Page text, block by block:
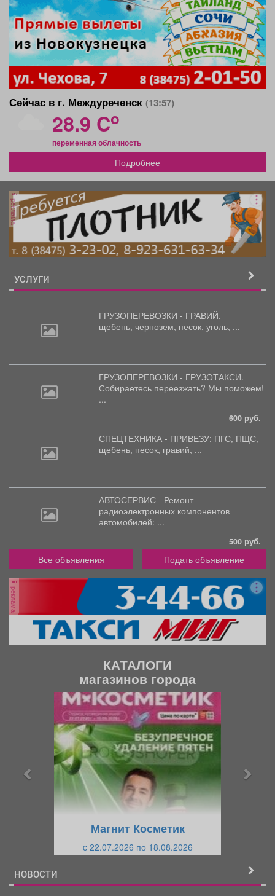
Сейчас в г. Междуреченск (13:57)
28.9 Co
переменная облачность
Подробнее
реклама
УСЛУГИ
ГРУЗОПЕРЕВОЗКИ - ГРАВИЙ,
щебень, чернозем, песок, уголь, ...
ГРУЗОПЕРЕВОЗКИ - ГРУЗОТАКСИ.
Собираетесь переезжать? Мы поможем!
...
600 руб.
СПЕЦТЕХНИКА - ПРИВЕЗУ: ПГС, ПЩС,
щебень, песок, гравий, ...
АВТОСЕРВИС - Ремонт
радиоэлектронных компонентов
автомобилей: ...
500 руб.
Все объявления Подать объявление
реклама
КАТАЛОГИ
магазинов города
Магнит Косметик
c 22.07.2026 по 18.08.2026
НОВОСТИ